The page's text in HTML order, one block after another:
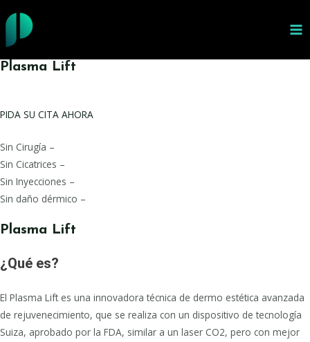
al
contenido
Plasma Lift
PIDA SU CITA AHORA
Sin Cirugía –
Sin Cicatrices –
Sin Inyecciones –
Sin daño dérmico –
Plasma Lift
¿Qué es?
El Plasma Lift es una innovadora técnica de dermo estética avanzada
de rejuvenecimiento, que se realiza con un dispositivo de tecnología
Suiza, aprobado por la FDA, similar a un laser CO2, pero con mejor